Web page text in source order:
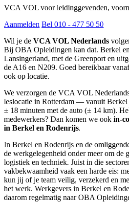
VCA VOL voor leidinggevenden,
Aanmelden Bel 010 - 477 50 50
Wil je de VCA VOL Nederlands
Bij OBA Opleidingen kan dat. Berkel
Lansingerland, met de Greenport en
de A16 en N209. Goed bereikbaar
ook op locatie.
We verzorgen de VCA VOL
leslocatie in Rotterdam — vanuit Berkel
± 18 minuten met de auto (± 14 km).
medewerkers? Dan komen we ook in-
in Berkel en Rodenrijs.
In Berkel en Rodenrijs en de
de werkgelegenheid onder meer om de
logistiek en techniek. Juist in die
vakbekwaamheid vaak een harde eis:
kun jij of je team veilig, verzekerd en
het werk. Werkgevers in Berkel en
daarom regelmatig naar OBA